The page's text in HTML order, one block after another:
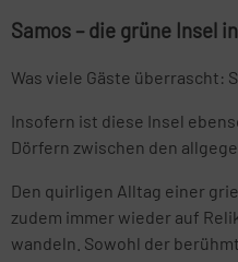
Samos – die grüne Insel
Was viele Gäste überrascht:
Insofern ist diese Insel
Dörfern zwischen den
Den quirligen Alltag einer
zudem immer wieder auf
wandeln. Sowohl der